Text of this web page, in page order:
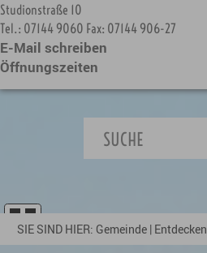
Studionstraße 10
Tel.: 07144 9060 Fax: 07144 906-27
E-Mail schreiben
Öffnungszeiten
SUCHE
SIE SIND HIER: Gemeinde | Entdecken